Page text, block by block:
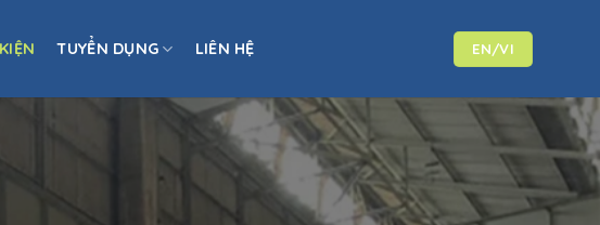
TUYỂN DỤNG LIÊN HỆ EN/VI